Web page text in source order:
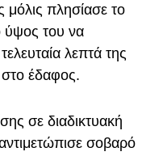
μόλις πλησίασε το
ύψος του να
λεπτά της
έδαφος.
σε διαδικτυακή
σοβαρό